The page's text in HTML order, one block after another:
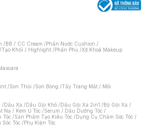
/BB / CC Cream /Phấn Nước Cushion /
/Tạo Khối / Highlight /Phấn Phủ /Xịt Khoá Makeup
/Son Thỏi /Son Bóng /Tẩy Trang Mắt / Môi
/Dầu Xả /Dầu Gội Khô /Dầu Gội Xả 2in1 /Bộ Gội Xả /
Nạ / Kem Ủ Tóc /Serum / Dầu Dưỡng Tóc /
Tóc /Sản Phẩm Tạo Kiểu Tóc /Dụng Cụ Chăm Sóc Tóc /
Sóc Tóc /Phụ Kiện Tóc